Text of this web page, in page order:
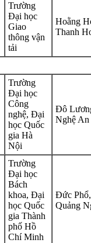
Trường
Đại học
Giao
thông vận
tải
Hoằng
Thanh
Trường
Đại học
Công
nghệ, Đại
học Quốc
gia Hà
Nội
Đô
Nghệ An
Trường
Đại học
Bách
khoa, Đại
học Quốc
gia Thành
phố Hồ
Chí Minh
Đức Phổ,
Quảng